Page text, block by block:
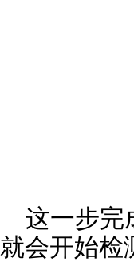
这一步完
就会开始检